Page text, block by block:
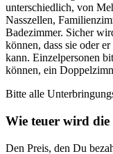
unterschiedlich, von
Nasszellen,
Badezimmer. Sicher
können, dass sie oder
kann. Einzelpersonen
können, ein
Bitte alle
Wie teuer wird die
Den Preis, den Du